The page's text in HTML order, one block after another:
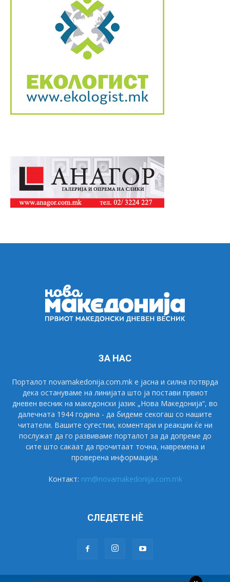
ЗА НАС
Порталот novamakedonija.com.mk е јасна и силна потврда
дека остануваме на линијата што ја постави првиот
дневен весник на македонски јазик „Нова Македонија“, во
далечната 1944 година - да бидеме секогаш со нашите
читатели. Вашите сугестии, коментари и реакции ќе ни
послужат да го развиваме порталот за да допреме до
сите што сакаат да прочитаат точна, навремена и
проверена информација.
Контакт: nm@novamakedonija.com.mk
СЛЕДЕТЕ НÈ